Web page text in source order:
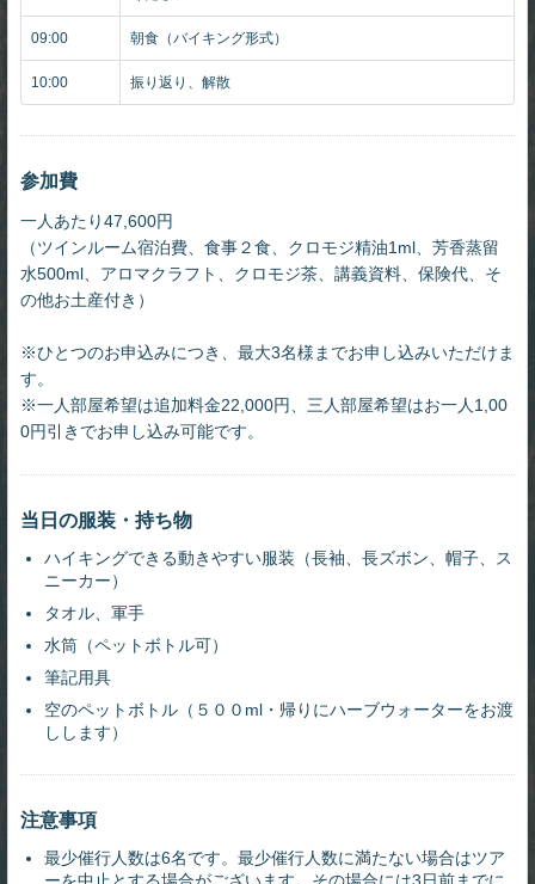
09:00 朝食（バイキング形式）
10:00 振り返り、解散
参加費
一人あたり47,600円
（ツインルーム宿泊費、食事２食、クロモジ精油1ml、芳香蒸留
水500ml、アロマクラフト、クロモジ茶、講義資料、保険代、そ
の他お土産付き）
※ひとつのお申込みにつき、最大3名様までお申し込みいただけま
す。
※一人部屋希望は追加料金22,000円、三人部屋希望はお一人1,00
0円引きでお申し込み可能です。
当日の服装・持ち物
ハイキングできる動きやすい服装（長袖、長ズボン、帽子、ス
ニーカー）
タオル、軍手
水筒（ペットボトル可）
筆記用具
空のペットボトル（５００ml・帰りにハーブウォーターをお渡
しします）
注意事項
最少催行人数は6名です。最少催行人数に満たない場合はツア
ーを中止とする場合がございます。その場合には3日前までに